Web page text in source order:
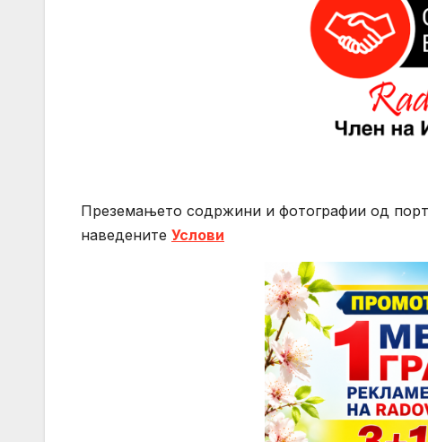
Преземањето содржини и фотографии од
нaведените Услови